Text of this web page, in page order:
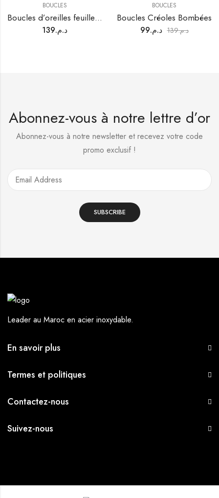
BOUCLES
Boucles d’oreilles feuilles dorées élégantes
د.م.139
BOUCLES
Boucles Créoles Bombées
د.م.99 د.م.139
Abonnez-vous à notre lettre d’or
Abonnez-vous à notre newsletter et recevez votre code
promo exclusif !
Leader au Maroc en acier inoxydable.
En savoir plus
Termes et politiques
Contactez-nous
Suivez-nous